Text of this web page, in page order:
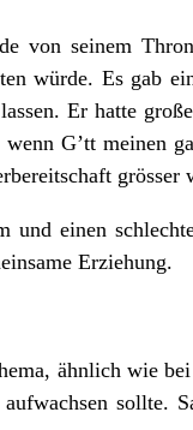
von seinem
würde. Es gab
Er hatte
G’tt meinen
grösser
und einen
Erziehung.
ähnlich wie
sollte.